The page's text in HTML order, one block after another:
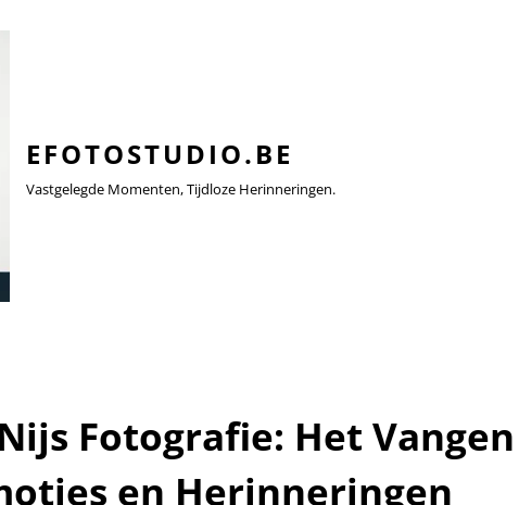
EFOTOSTUDIO.BE
Vastgelegde Momenten, Tijdloze Herinneringen.
Fotografie: Het
en Herinneringen